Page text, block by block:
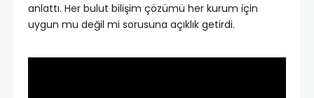
anlattı. Her bulut bilişim çözümü her kurum için
uygun mu değil mi sorusuna açıklık getirdi.